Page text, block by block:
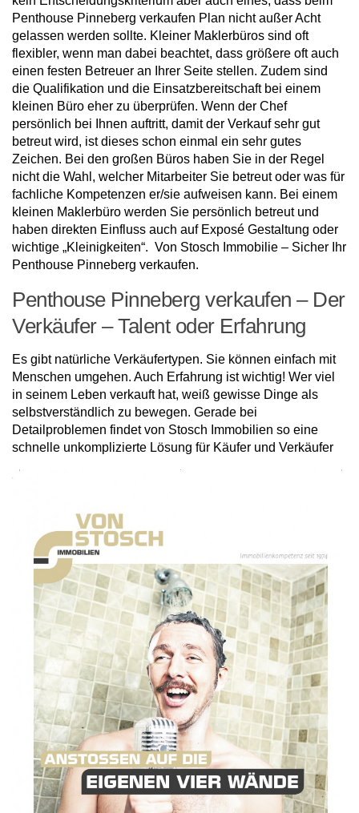
Penthouse Pinneberg verkaufen Plan nicht außer Acht
gelassen werden sollte. Kleiner Maklerbüros sind oft
flexibler, wenn man dabei beachtet, dass größere oft auch
einen festen Betreuer an Ihrer Seite stellen. Zudem sind
die Qualifikation und die Einsatzbereitschaft bei einem
kleinen Büro eher zu überprüfen. Wenn der Chef
persönlich bei Ihnen auftritt, damit der Verkauf sehr gut
betreut wird, ist dieses schon einmal ein sehr gutes
Zeichen. Bei den großen Büros haben Sie in der Regel
nicht die Wahl, welcher Mitarbeiter Sie betreut oder was für
fachliche Kompetenzen er/sie aufweisen kann. Bei einem
kleinen Maklerbüro werden Sie persönlich betreut und
haben direkten Einfluss auch auf Exposé Gestaltung oder
wichtige „Kleinigkeiten“. Von Stosch Immobilie – Sicher Ihr
Penthouse Pinneberg verkaufen.
Penthouse Pinneberg verkaufen – Der
Verkäufer – Talent oder Erfahrung
Es gibt natürliche Verkäufertypen. Sie können einfach mit
Menschen umgehen. Auch Erfahrung ist wichtig! Wer viel
in seinem Leben verkauft hat, weiß gewisse Dinge als
selbstverständlich zu bewegen. Gerade bei
Detailproblemen findet von Stosch Immobilien so eine
schnelle unkomplizierte Lösung für Käufer und Verkäufer